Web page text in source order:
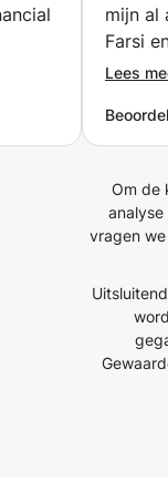
mijn al
Farsi
Lees
Om de
vragen